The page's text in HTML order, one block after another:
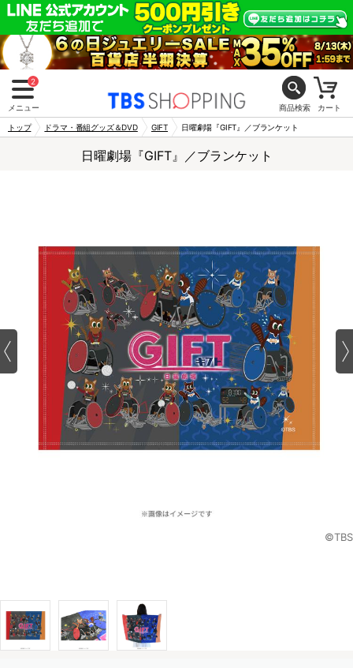
2
メニュー 商品検索 カート
トップ ドラマ・番組グッズ＆DVD GIFT 日曜劇場『GIFT』／ブランケット
日曜劇場『GIFT』／ブランケット
©TBS